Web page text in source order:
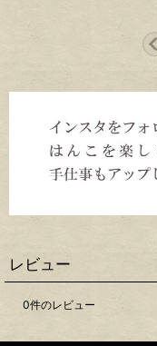
レビュー
0件のレビュー